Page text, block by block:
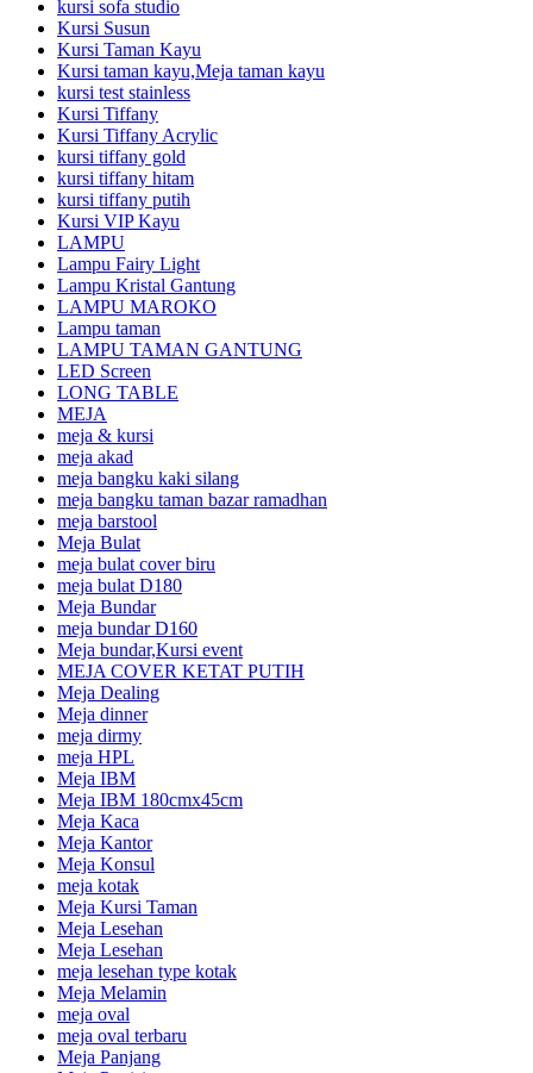
kursi sofa studio
Kursi Susun
Kursi Taman Kayu
Kursi taman kayu,Meja taman kayu
kursi test stainless
Kursi Tiffany
Kursi Tiffany Acrylic
kursi tiffany gold
kursi tiffany hitam
kursi tiffany putih
Kursi VIP Kayu
LAMPU
Lampu Fairy Light
Lampu Kristal Gantung
LAMPU MAROKO
Lampu taman
LAMPU TAMAN GANTUNG
LED Screen
LONG TABLE
MEJA
meja & kursi
meja akad
meja bangku kaki silang
meja bangku taman bazar ramadhan
meja barstool
Meja Bulat
meja bulat cover biru
meja bulat D180
Meja Bundar
meja bundar D160
Meja bundar,Kursi event
MEJA COVER KETAT PUTIH
Meja Dealing
Meja dinner
meja dirmy
meja HPL
Meja IBM
Meja IBM 180cmx45cm
Meja Kaca
Meja Kantor
Meja Konsul
meja kotak
Meja Kursi Taman
Meja Lesehan
Meja Lesehan
meja lesehan type kotak
Meja Melamin
meja oval
meja oval terbaru
Meja Panjang